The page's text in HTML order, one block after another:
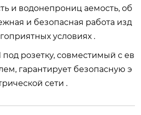
и водонепрониц аемость, об
и безопасная работа изд
условиях .
розетку, совместимый с ев
гарантирует безопасную э
сети .